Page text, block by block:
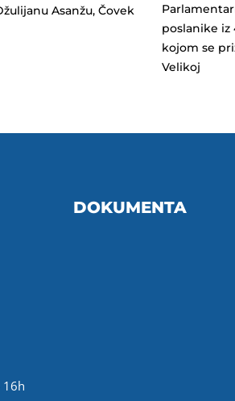
Asanžu, Čovek
poslanike iz
kojom se
Velikoj
16h
DOKUMENTA